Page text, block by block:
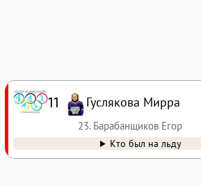
11 Гуслякова Мирра
23. Барабанщиков Егор
Кто был на льду